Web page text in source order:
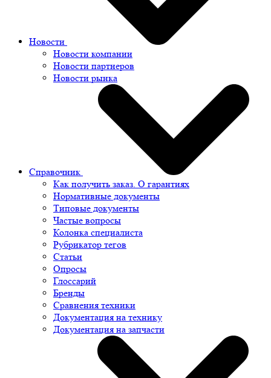
Новости
Новости компании
Новости партнеров
Новости рынка
Справочник
Как получить заказ. О гарантиях
Нормативные документы
Типовые документы
Частые вопросы
Колонка специалиста
Рубрикатор тегов
Статьи
Опросы
Глоссарий
Бренды
Сравнения техники
Документация на технику
Документация на запчасти